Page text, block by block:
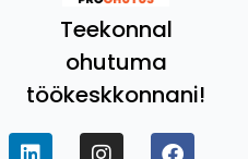
Teekonnal
ohutuma
töökeskkonnani!